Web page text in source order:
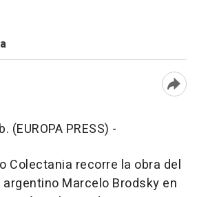
(EUROPA PRESS) -
Colectania recorre la obra del
Marcelo Brodsky en